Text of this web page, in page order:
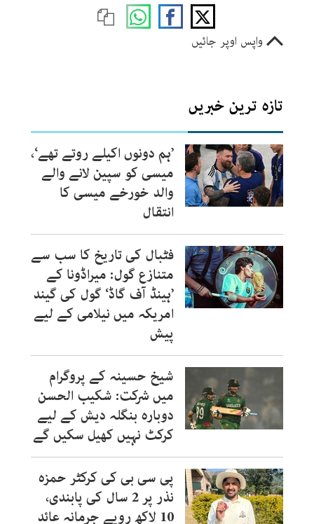
واپس اوپر جائیں
تازہ ترین خبریں
’ہم دونوں اکیلے روتے تھے‘،
میسی کو سپین لانے والے
والد خورخے میسی کا
انتقال
فٹبال کی تاریخ کا سب سے
متنازع گول: میراڈونا کے
’ہینڈ آف گاڈ‘ گول کی گیند
امریکہ میں نیلامی کے لیے
پیش
شیخ حسینہ کے پروگرام
میں شرکت: شکیب الحسن
دوبارہ بنگلہ دیش کے لیے
کرکٹ نہیں کھیل سکیں گے
پی سی بی کی کرکٹر حمزہ
نذر پر 2 سال کی پابندی،
10 لاکھ روپے جرمانہ عائد